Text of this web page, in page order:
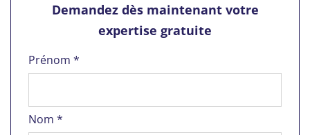
Demandez dès maintenant votre
expertise gratuite
Prénom *
Nom *